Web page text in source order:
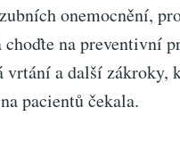
onemocnění,
choďte na preventivní
vrtání a další zákroky,
pacientů čekala.